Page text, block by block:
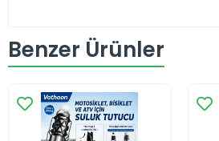
Benzer Ürünler